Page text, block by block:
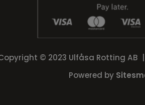
© 2023 Ulfåsa Rotting AB |
Powered by